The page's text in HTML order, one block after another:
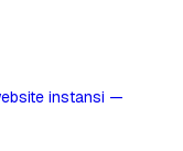
instansi —